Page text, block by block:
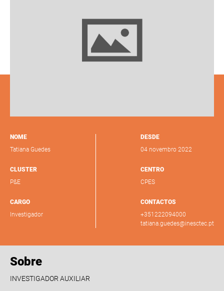
NOME
Tatiana Guedes
CLUSTER
P&E
CARGO
Investigador
DESDE
04 novembro 2022
CENTRO
CPES
CONTACTOS
+351222094000
tatiana.guedes@inesctec.pt
Sobre
INVESTIGADOR AUXILIAR